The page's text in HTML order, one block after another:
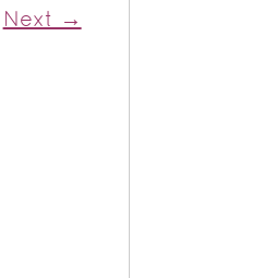
Next →